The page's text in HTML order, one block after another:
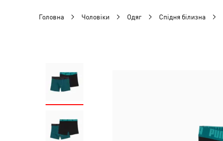
Головна Чоловіки Одяг Спідня білизна